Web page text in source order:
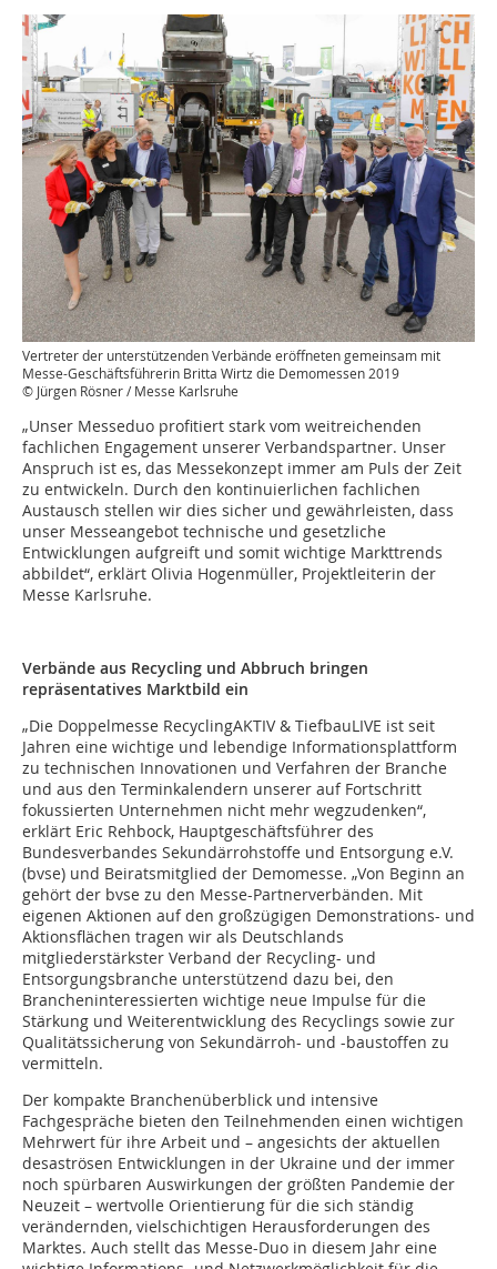
Vertreter der unterstützenden Verbände eröffneten gemeinsam mit
Messe-Geschäftsführerin Britta Wirtz die Demomessen 2019
© Jürgen Rösner / Messe Karlsruhe
„Unser Messeduo profitiert stark vom weitreichenden
fachlichen Engagement unserer Verbandspartner. Unser
Anspruch ist es, das Messekonzept immer am Puls der Zeit
zu entwickeln. Durch den kontinuierlichen fachlichen
Austausch stellen wir dies sicher und gewährleisten, dass
unser Messeangebot technische und gesetzliche
Entwicklungen aufgreift und somit wichtige Markttrends
abbildet“, erklärt Olivia Hogenmüller, Projektleiterin der
Messe Karlsruhe.
Verbände aus Recycling und Abbruch bringen
repräsentatives Marktbild ein
„Die Doppelmesse RecyclingAKTIV & TiefbauLIVE ist seit
Jahren eine wichtige und lebendige Informationsplattform
zu technischen Innovationen und Verfahren der Branche
und aus den Terminkalendern unserer auf Fortschritt
fokussierten Unternehmen nicht mehr wegzudenken“,
erklärt Eric Rehbock, Hauptgeschäftsführer des
Bundesverbandes Sekundärrohstoffe und Entsorgung e.V.
(bvse) und Beiratsmitglied der Demomesse. „Von Beginn an
gehört der bvse zu den Messe-Partnerverbänden. Mit
eigenen Aktionen auf den großzügigen Demonstrations- und
Aktionsflächen tragen wir als Deutschlands
mitgliederstärkster Verband der Recycling- und
Entsorgungsbranche unterstützend dazu bei, den
Brancheninteressierten wichtige neue Impulse für die
Stärkung und Weiterentwicklung des Recyclings sowie zur
Qualitätssicherung von Sekundärroh- und -baustoffen zu
vermitteln.
Der kompakte Branchenüberblick und intensive
Fachgespräche bieten den Teilnehmenden einen wichtigen
Mehrwert für ihre Arbeit und – angesichts der aktuellen
desaströsen Entwicklungen in der Ukraine und der immer
noch spürbaren Auswirkungen der größten Pandemie der
Neuzeit – wertvolle Orientierung für die sich ständig
verändernden, vielschichtigen Herausforderungen des
Marktes. Auch stellt das Messe-Duo in diesem Jahr eine